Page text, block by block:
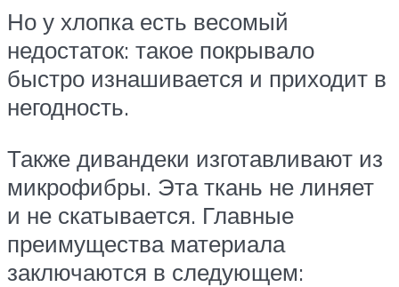
Но у хлопка есть весомый
недостаток: такое покрывало
быстро изнашивается и приходит в
негодность.
Также дивандеки изготавливают из
микрофибры. Эта ткань не линяет
и не скатывается. Главные
преимущества материала
заключаются в следующем: